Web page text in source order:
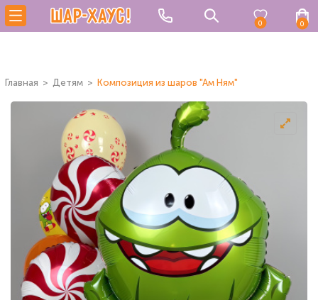
0 0
Главная Детям Композиция из шаров "Ам Ням"